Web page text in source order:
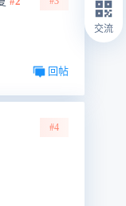
回帖
#4
交流